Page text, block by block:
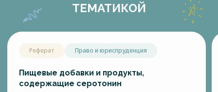
ТЕМАТИКОЙ
Реферат Право и юриспруденция
Пищевые добавки и продукты,
содержащие серотонин